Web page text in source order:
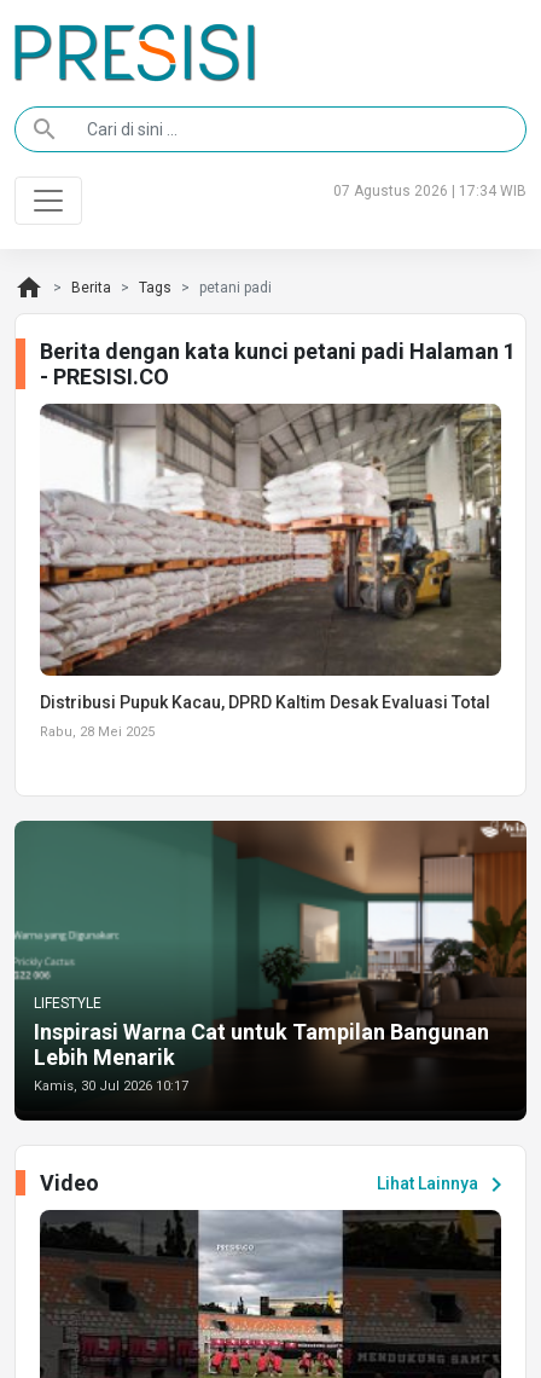
search
07 Agustus 2026 | 17:34 WIB
home Berita Tags petani padi
Berita dengan kata kunci petani padi Halaman 1
- PRESISI.CO
Distribusi Pupuk Kacau, DPRD Kaltim Desak Evaluasi Total
Rabu, 28 Mei 2025
LIFESTYLE
Inspirasi Warna Cat untuk Tampilan Bangunan
Lebih Menarik
Kamis, 30 Jul 2026 10:17
Lihat Lainnya chevron_right
Video